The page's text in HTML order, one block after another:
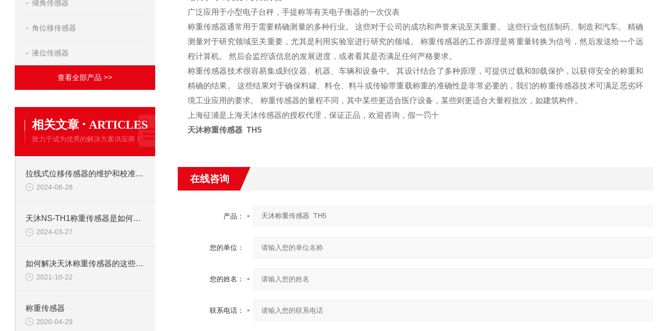
广泛应用于小型电子台秤，手提称等有关电子衡器的一次仪表
称重传感器通常用于需要精确测量的多种行业。 这些对于公司的成功和声誉来说至关重要。 这些行业包括制药、制造和汽车。 精确
测量对于研究领域至关重要，尤其是利用实验室进行研究的领域。 称重传感器的工作原理是将重量转换为信号，然后发送给一个远
程计算机。 然后会监控该信息的发展进度，或者看其是否满足任何严格要求。
称重传感器技术很容易集成到仪器、机器、车辆和设备中。 其设计结合了多种原理，可提供过载和卸载保护，以获得安全的称重和
精确的结果。 这些结果对于确保料罐、料仓、料斗或传输带重载称重的准确性是非常必要的，我们的称重传感器技术可满足恶劣环
境工业应用的要求。 称重传感器的量程不同，其中某些更适合医疗设备，某些则更适合大量程批次，如建筑构件。
上海征浦是上海天沐传感器的授权代理，保证正品，欢迎咨询，假一罚十
天沐称重传感器 TH5
在线咨询
产品：
您的单位：
您的姓名：
联系电话：
倾角传感器
角位移传感器
液位传感器
查看全部产品 >>
相关文章 · ARTICLES
致力于成为优秀的解决方案供应商！
拉线式位移传感器的维护和校准有哪些注意事项？
2024-08-28
天沐NS-TH1称重传感器是如何提升称重效率的
2024-03-27
如何解决天沐称重传感器的这些常见故障
2021-10-22
称重传感器
2020-04-29